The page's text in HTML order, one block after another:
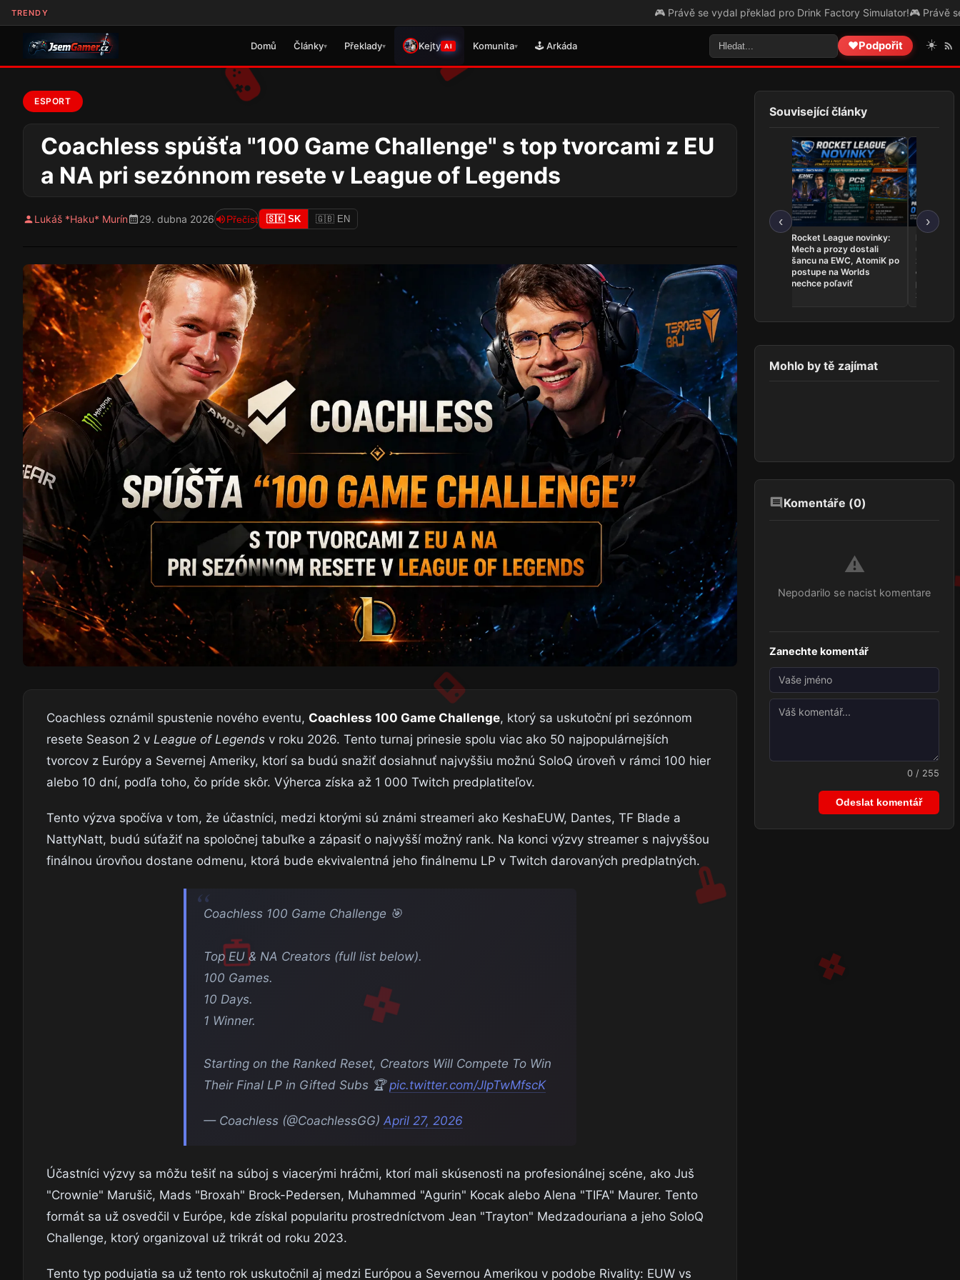
TRENDY 🎮 Právě se vydal překlad pro Drink Factory Simulator!🎮 Právě se vydal
Domů Články▾ Překlady▾ Kejty AI Komunita▾ 🕹️ Arkáda ❤️Podpořit ☀️
ESPORT
Coachless spúšťa "100 Game Challenge" s top tvorcami z EU
a NA pri sezónnom resete v League of Legends
Lukáš *Haku* Murín 29. dubna 2026 Přečíst 🇸🇰 SK 🇬🇧 EN
Coachless oznámil spustenie nového eventu, Coachless 100 Game Challenge, ktorý sa uskutoční pri sezónnom
resete Season 2 v League of Legends v roku 2026. Tento turnaj prinesie spolu viac ako 50 najpopulárnejších
tvorcov z Európy a Severnej Ameriky, ktorí sa budú snažiť dosiahnuť najvyššiu možnú SoloQ úroveň v rámci 100 hier
alebo 10 dní, podľa toho, čo príde skôr. Výherca získa až 1 000 Twitch predplatiteľov.
Tento výzva spočíva v tom, že účastníci, medzi ktorými sú známi streameri ako KeshaEUW, Dantes, TF Blade a
NattyNatt, budú súťažiť na spoločnej tabuľke a zápasiť o najvyšší možný rank. Na konci výzvy streamer s najvyššou
finálnou úrovňou dostane odmenu, ktorá bude ekvivalentná jeho finálnemu LP v Twitch darovaných predplatných.
Coachless 100 Game Challenge 🎯
Top EU & NA Creators (full list below).
100 Games.
10 Days.
1 Winner.
Starting on the Ranked Reset, Creators Will Compete To Win
Their Final LP in Gifted Subs 🏆pic.twitter.com/JlpTwMfscK
— Coachless (@CoachlessGG) April 27, 2026
Účastníci výzvy sa môžu tešiť na súboj s viacerými hráčmi, ktorí mali skúsenosti na profesionálnej scéne, ako Juš
"Crownie" Marušič, Mads "Broxah" Brock-Pedersen, Muhammed "Agurin" Kocak alebo Alena "TIFA" Maurer. Tento
formát sa už osvedčil v Európe, kde získal popularitu prostredníctvom Jean "Trayton" Medzadouriana a jeho SoloQ
Challenge, ktorý organizoval už trikrát od roku 2023.
Tento typ podujatia sa už tento rok uskutočnil aj medzi Európou a Severnou Amerikou v podobe Rivality: EUW vs
Související články
‹
Dardoch sa vracia a
BoostGate dlhuje hráčom
Rocket League novinky:
Mech a prozy dostali
šancu na EWC, AtomiK po
postupe na Worlds
nechce poľaviť
udalosti
zahrá o
ovládli
predstavil
zostavu
›
Mohlo by tě zajímat
Komentáře (0)
⚠️
Nepodarilo se nacist komentare
Zanechte komentář
0 / 255
Odeslat komentář